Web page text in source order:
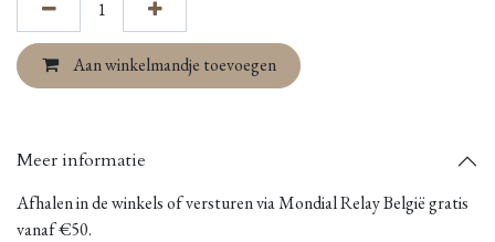
Aan winkelmandje toevoegen
Meer informatie
Afhalen in de winkels of versturen via Mondial Relay België gratis
vanaf €50.